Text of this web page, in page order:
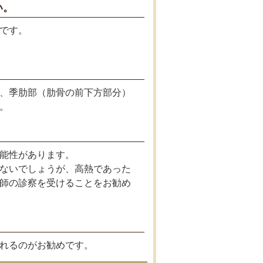
す。
季肋部（肋骨の前下方部分）
性があります。
いでしょうが、高熱であった
の診察を受けることをお勧め
るのがお勧めです。